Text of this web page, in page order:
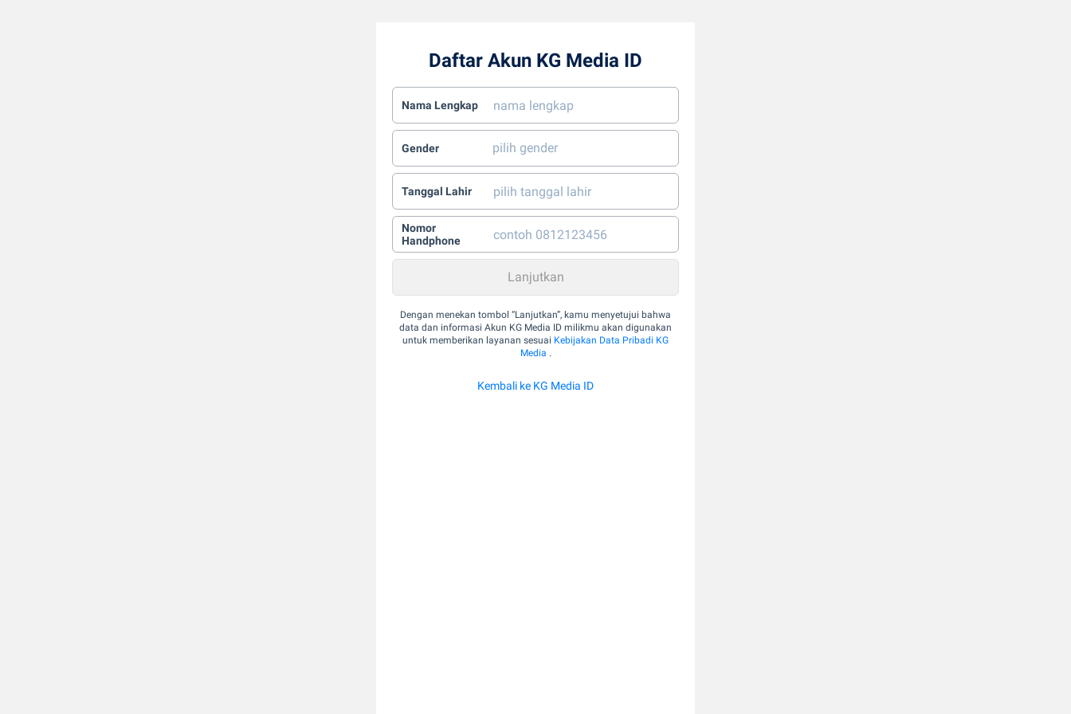
Daftar Akun KG Media ID
Nama Lengkap
Gender
Tanggal Lahir
Nomor
Handphone
Dengan menekan tombol “Lanjutkan”, kamu menyetujui bahwa
data dan informasi Akun KG Media ID milikmu akan digunakan
untuk memberikan layanan sesuai Kebijakan Data Pribadi KG
Media .
Kembali ke KG Media ID